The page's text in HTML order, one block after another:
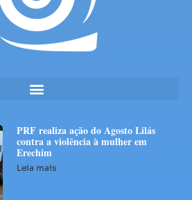
PRF realiza ação do Agosto Lilás
contra a violência à mulher em
Erechim
Leia mais